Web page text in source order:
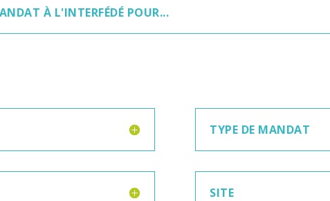
À L'INTERFÉDÉ POUR...
TYPE DE MANDAT
SITE